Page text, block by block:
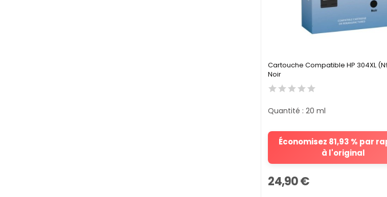
Cartouche Compatible HP 304XL
Noir
Économisez 81,93 % par
à l'original
Quantité : 20 ml
24,90 €